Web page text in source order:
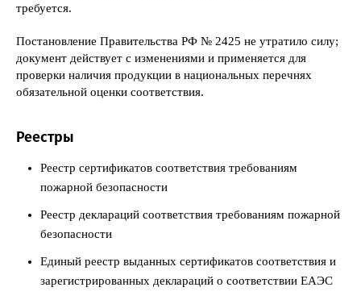
требуется.
Постановление Правительства РФ № 2425 не утратило силу;
документ действует с изменениями и применяется для
проверки наличия продукции в национальных перечнях
обязательной оценки соответствия.
Реестры
Реестр сертификатов соответствия требованиям
пожарной безопасности
Реестр деклараций соответствия требованиям пожарной
безопасности
Единый реестр выданных сертификатов соответствия и
зарегистрированных деклараций о соответствии ЕАЭС